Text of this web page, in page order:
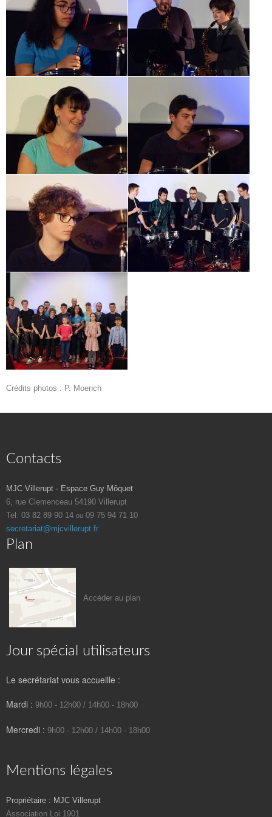
Crédits photos : P. Moench
Contacts
MJC Villerupt - Espace Guy Môquet
6, rue Clemenceau 54190 Villerupt
Tel: 03 82 89 90 14 ou 09 75 94 71 10
secretariat@mjcvillerupt.fr
Plan
Accéder au plan
Jour spécial utilisateurs
Le secrétariat vous accueille :
Mardi : 9h00 - 12h00 / 14h00 - 18h00
Mercredi : 9h00 - 12h00 / 14h00 - 18h00
Mentions légales
Propriétaire : MJC Villerupt
Association Loi 1901